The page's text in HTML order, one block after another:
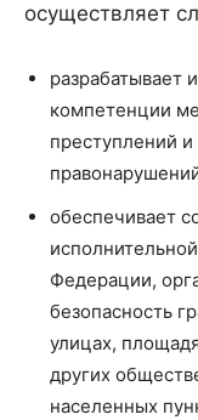
осуществляет
разрабатывает
компетенции
преступлений
обеспечивает
Федерации,
безопасность
улицах,
других
населенных